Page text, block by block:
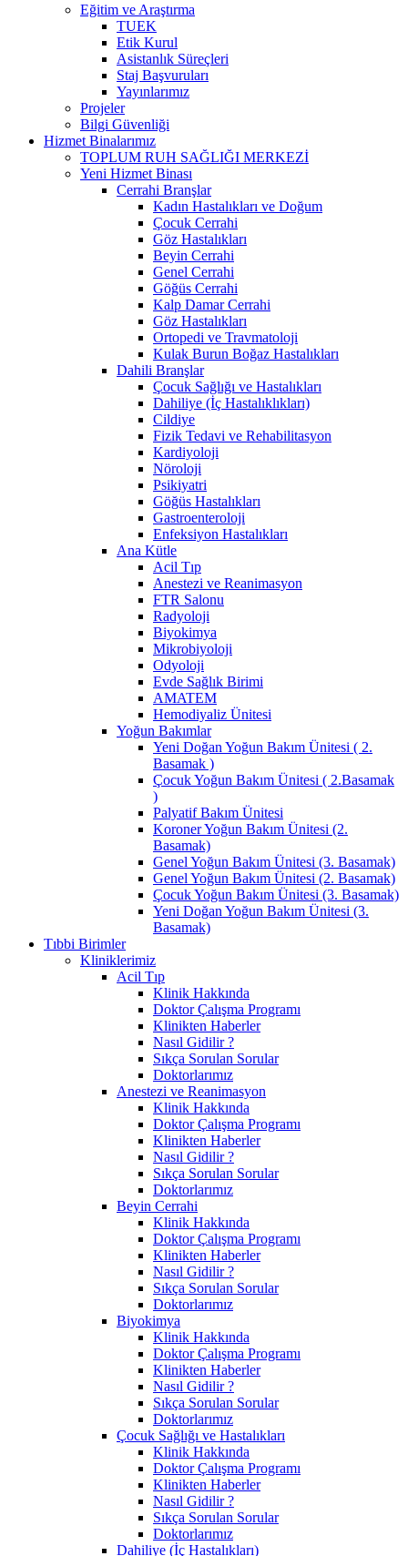
Eğitim ve Araştırma
TUEK
Etik Kurul
Asistanlık Süreçleri
Staj Başvuruları
Yayınlarımız
Projeler
Bilgi Güvenliği
Hizmet Binalarımız
TOPLUM RUH SAĞLIĞI MERKEZİ
Yeni Hizmet Binası
Cerrahi Branşlar
Kadın Hastalıkları ve Doğum
Çocuk Cerrahi
Göz Hastalıkları
Beyin Cerrahi
Genel Cerrahi
Göğüs Cerrahi
Kalp Damar Cerrahi
Göz Hastalıkları
Ortopedi ve Travmatoloji
Kulak Burun Boğaz Hastalıkları
Dahili Branşlar
Çocuk Sağlığı ve Hastalıkları
Dahiliye (İç Hastalıklıkları)
Cildiye
Fizik Tedavi ve Rehabilitasyon
Kardiyoloji
Nöroloji
Psikiyatri
Göğüs Hastalıkları
Gastroenteroloji
Enfeksiyon Hastalıkları
Ana Kütle
Acil Tıp
Anestezi ve Reanimasyon
FTR Salonu
Radyoloji
Biyokimya
Mikrobiyoloji
Odyoloji
Evde Sağlık Birimi
AMATEM
Hemodiyaliz Ünitesi
Yoğun Bakımlar
Yeni Doğan Yoğun Bakım Ünitesi ( 2.
Basamak )
Çocuk Yoğun Bakım Ünitesi ( 2.Basamak
)
Palyatif Bakım Ünitesi
Koroner Yoğun Bakım Ünitesi (2.
Basamak)
Genel Yoğun Bakım Ünitesi (3. Basamak)
Genel Yoğun Bakım Ünitesi (2. Basamak)
Çocuk Yoğun Bakım Ünitesi (3. Basamak)
Yeni Doğan Yoğun Bakım Ünitesi (3.
Basamak)
Tıbbi Birimler
Kliniklerimiz
Acil Tıp
Klinik Hakkında
Doktor Çalışma Programı
Klinikten Haberler
Nasıl Gidilir ?
Sıkça Sorulan Sorular
Doktorlarımız
Anestezi ve Reanimasyon
Klinik Hakkında
Doktor Çalışma Programı
Klinikten Haberler
Nasıl Gidilir ?
Sıkça Sorulan Sorular
Doktorlarımız
Beyin Cerrahi
Klinik Hakkında
Doktor Çalışma Programı
Klinikten Haberler
Nasıl Gidilir ?
Sıkça Sorulan Sorular
Doktorlarımız
Biyokimya
Klinik Hakkında
Doktor Çalışma Programı
Klinikten Haberler
Nasıl Gidilir ?
Sıkça Sorulan Sorular
Doktorlarımız
Çocuk Sağlığı ve Hastalıkları
Klinik Hakkında
Doktor Çalışma Programı
Klinikten Haberler
Nasıl Gidilir ?
Sıkça Sorulan Sorular
Doktorlarımız
Dahiliye (İç Hastalıkları)